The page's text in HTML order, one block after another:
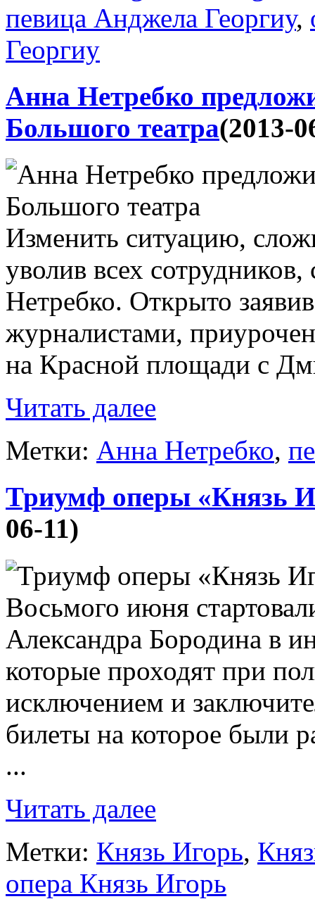
певица Анджела Георгиу,
Георгиу
Анна Нетребко
Большого театра(2013-
Изменить ситуацию,
уволив всех
Нетребко. Открыто
журналистами,
на Красной площади с
Читать далее
Метки: Анна Нетребко,
Триумф оперы «Князь
06-11)
Восьмого июня
Александра Бородина в
которые проходят при
исключением и
билеты на которое были
...
Читать далее
Метки: Князь Игорь,
опера Князь Игорь